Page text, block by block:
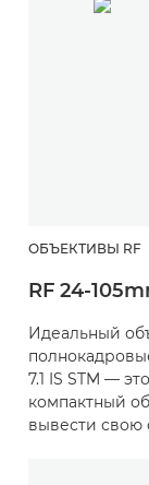
ОБЪЕКТИВЫ RF
RF 24-
Идеальный
7.1 IS STM —
компактный
вывести свою